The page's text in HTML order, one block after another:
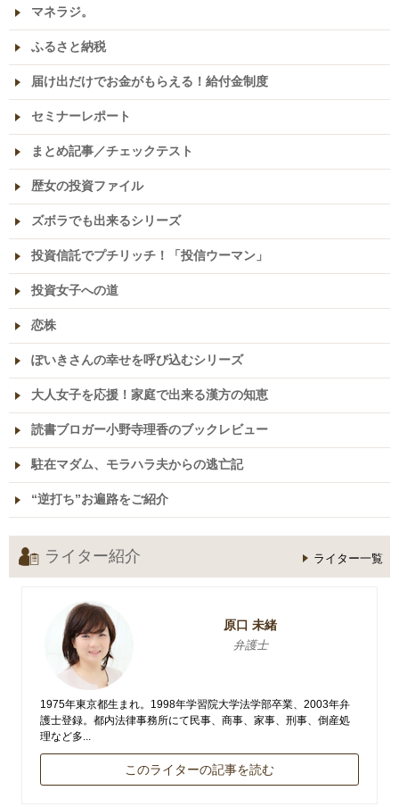
マネラジ。
ふるさと納税
届け出だけでお金がもらえる！給付金制度
セミナーレポート
まとめ記事／チェックテスト
歴女の投資ファイル
ズボラでも出来るシリーズ
投資信託でプチリッチ！「投信ウーマン」
投資女子への道
恋株
ぽいきさんの幸せを呼び込むシリーズ
大人女子を応援！家庭で出来る漢方の知恵
読書ブロガー小野寺理香のブックレビュー
駐在マダム、モラハラ夫からの逃亡記
“逆打ち”お遍路をご紹介
ライター紹介 ライター一覧
原口 未緒
弁護士
1975年東京都生まれ。1998年学習院大学法学部卒業、2003年弁
護士登録。都内法律事務所にて民事、商事、家事、刑事、倒産処
理など多...
このライターの記事を読む